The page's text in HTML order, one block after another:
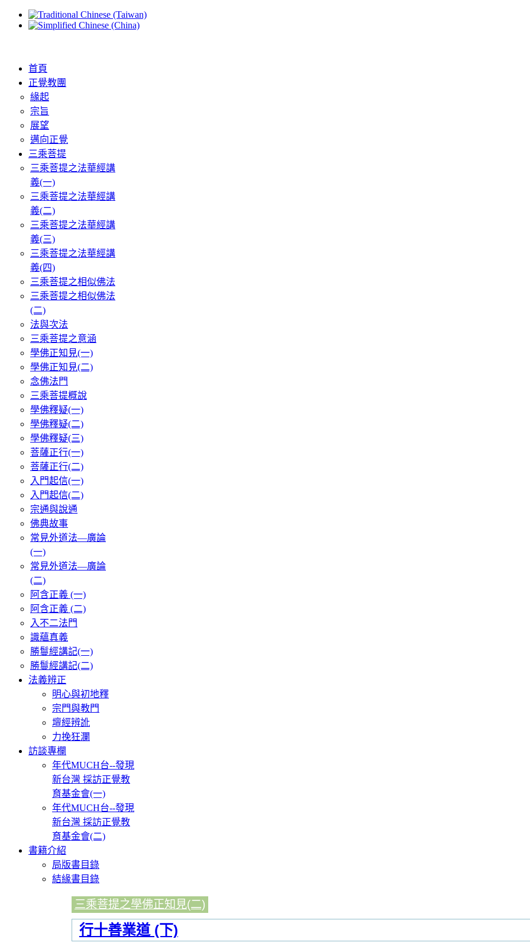
首頁
正覺教團
緣起
宗旨
展望
邁向正覺
三乘菩提
三乘菩提之法華經講
義(一)
三乘菩提之法華經講
義(二)
三乘菩提之法華經講
義(三)
三乘菩提之法華經講
義(四)
三乘菩提之相似佛法
三乘菩提之相似佛法
(二)
法與次法
三乘菩提之意涵
學佛正知見(一)
學佛正知見(二)
念佛法門
三乘菩提概說
學佛釋疑(一)
學佛釋疑(二)
學佛釋疑(三)
菩薩正行(一)
菩薩正行(二)
入門起信(一)
入門起信(二)
宗通與說通
佛典故事
常見外道法—廣論
(一)
常見外道法—廣論
(二)
阿含正義 (一)
阿含正義 (二)
入不二法門
識蘊真義
勝鬘經講記(一)
勝鬘經講記(二)
法義辨正
明心與初地釋
宗門與教門
壇經辨訛
力挽狂瀾
訪談專欄
年代MUCH台--發現
新台灣 採訪正覺教
育基金會(一)
年代MUCH台--發現
新台灣 採訪正覺教
育基金會(二)
書籍介紹
局版書目錄
結緣書目錄
三乘菩提之學佛正知見(二)
行十善業道 (下)